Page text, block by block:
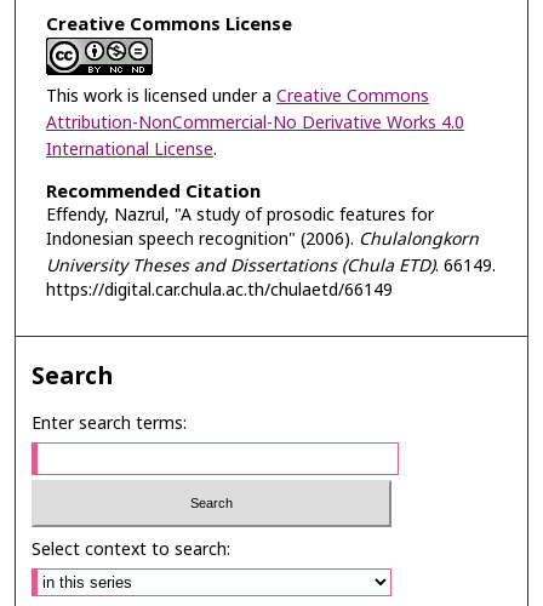
Creative Commons License
This work is licensed under a Creative Commons
Attribution-NonCommercial-No Derivative Works 4.0
International License.
Recommended Citation
Effendy, Nazrul, "A study of prosodic features for
Indonesian speech recognition" (2006). Chulalongkorn
University Theses and Dissertations (Chula ETD). 66149.
https://digital.car.chula.ac.th/chulaetd/66149
Search
Enter search terms:
Select context to search: